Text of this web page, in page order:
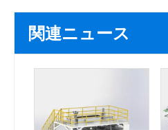
関連ニュース